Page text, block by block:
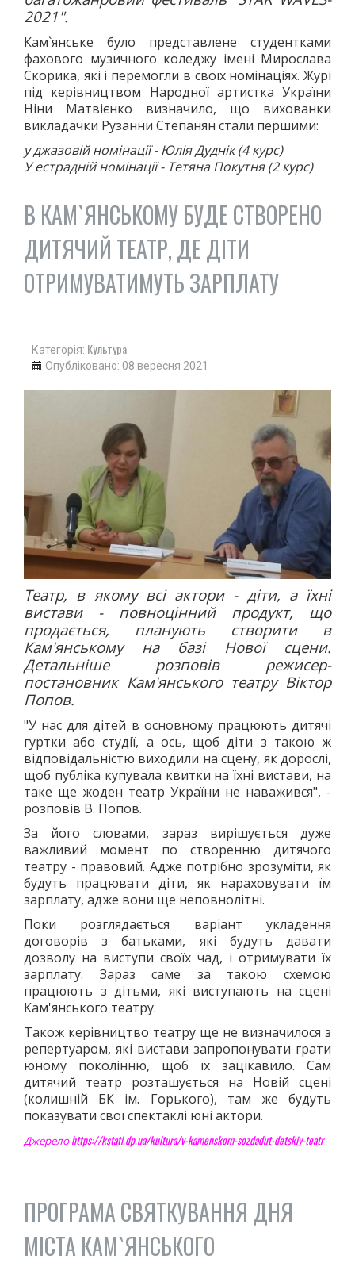
"ПЕРЕГОРТАЮЧИ СТАРІ ГАЗЕТИ"
50-ТІ РОКИ
60-ТІ РОКИ
70-ТІ РОКИ
80-ТІ РОКИ
90-ТІ РОКИ
ІСТОРІЯ ОДНІЄЇ ФОТОГРАФІЇ
ІСТОРІЯ ТРАНСПОРТУ
2021".
Кам`янське було представлене студентками
фахового музичного коледжу імені Мирослава
Скорика, які і перемогли в своїх номінаціях. Журі
під керівництвом Народної артистка України
Ніни Матвієнко визначило, що вихованки
викладачки Рузанни Степанян стали першими:
у джазовій номінації - Юлія Дуднік (4 курс)
У естрадній номінації - Тетяна Покутня (2 курс)
В КАМ`ЯНСЬКОМУ БУДЕ СТВОРЕНО
ДИТЯЧИЙ ТЕАТР, ДЕ ДІТИ
ОТРИМУВАТИМУТЬ ЗАРПЛАТУ
Категорія: Культура
Опубліковано: 08 вересня 2021
Театр, в якому всі актори - діти, а їхні
вистави - повноцінний продукт, що
продається, планують створити в
Кам'янському на базі Нової сцени.
Детальніше розповів режисер-
постановник Кам'янського театру Віктор
Попов.
"У нас для дітей в основному працюють дитячі
гуртки або студії, а ось, щоб діти з такою ж
відповідальністю виходили на сцену, як дорослі,
щоб публіка купувала квитки на їхні вистави, на
таке ще жоден театр України не наважився", -
розповів В. Попов.
За його словами, зараз вирішується дуже
важливий момент по створенню дитячого
театру - правовий. Адже потрібно зрозуміти, як
будуть працювати діти, як нараховувати їм
зарплату, адже вони ще неповнолітні.
Поки розглядається варіант укладення
договорів з батьками, які будуть давати
дозволу на виступи своїх чад, і отримувати їх
зарплату. Зараз саме за такою схемою
працюють з дітьми, які виступають на сцені
Кам'янського театру.
Також керівництво театру ще не визначилося з
репертуаром, які вистави запропонувати грати
юному поколінню, щоб їх зацікавило. Сам
дитячий театр розташується на Новій сцені
(колишній БК ім. Горького), там же будуть
показувати свої спектаклі юні актори.
Джерелоhttps://kstati.dp.ua/kultura/v-kamenskom-sozdadut-detskiy-teatr
ПРОГРАМА СВЯТКУВАННЯ ДНЯ
МІСТА КАМ`ЯНСЬКОГО